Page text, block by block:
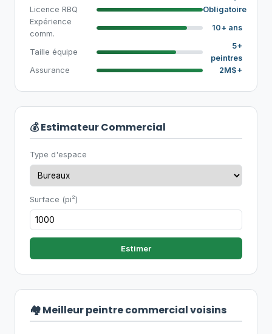
Licence RBQ
Obligatoire
Expérience
comm.
10+ ans
Taille équipe
5+
peintres
Assurance
2M$+
💰 Estimateur Commercial
Type d'espace
Surface (pi²)
Estimer
🏘️ Meilleur peintre commercial voisins